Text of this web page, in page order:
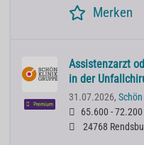
Merken
Premium
Assistenzarzt
in der
31.07.2026,
65.600 -
24768